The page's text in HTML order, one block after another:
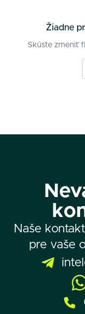
Žiadne
Skúste zmeniť
Naše
pre vaše